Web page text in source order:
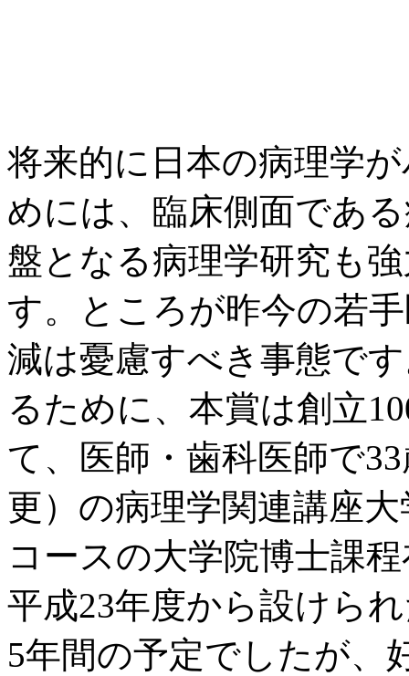
将来的に日本の病理学
めには、臨床側面であ
盤となる病理学研究も
す。ところが昨今の若
減は憂慮すべき事態で
るために、本賞は創立
て、医師・歯科医師で
更）の病理学関連講座
コースの大学院博士課
平成23年度から設けら
5年間の予定でしたが、